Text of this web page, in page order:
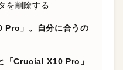
を削除する
」。自分に合うの
「Crucial X10 Pro」